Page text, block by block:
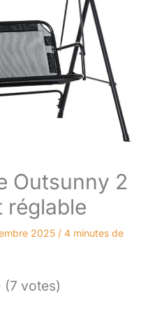
Outsunny 2
réglable
2025 / 4 minutes de
(7 votes)